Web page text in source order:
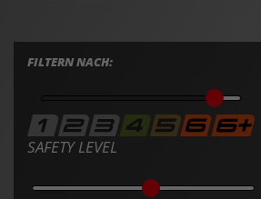
FILTERN NACH:
SAFETY LEVEL